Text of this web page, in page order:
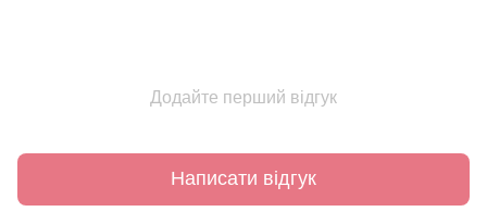
Додайте перший відгук
Написати відгук